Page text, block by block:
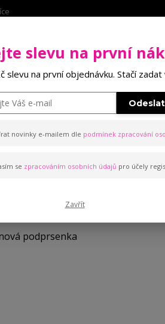
slevu na první
slevu na první objednávku. Stačí zadat
Odeslat
novinky e-mailem dle podmínek zpracování
se zpracováním osobních údajů pro účely
Zavřít